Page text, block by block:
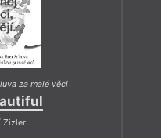
za malé věci
Zizler